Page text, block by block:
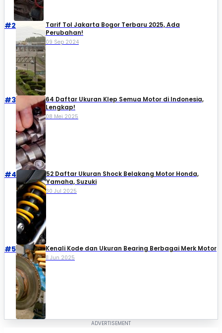
#2
Tarif Tol Jakarta Bogor Terbaru 2025, Ada
Perubahan!
09 Sep 2024
#3
64 Daftar Ukuran Klep Semua Motor di Indonesia,
Lengkap!
08 Mei 2025
#4
52 Daftar Ukuran Shock Belakang Motor Honda,
Yamaha, Suzuki​
30 Jul 2025
#5 Kenali Kode dan Ukuran Bearing Berbagai Merk Motor
11 Jun 2025